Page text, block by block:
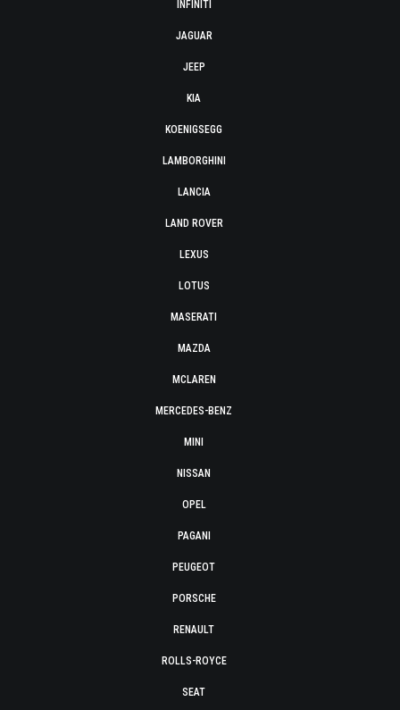
INFINITI
JAGUAR
JEEP
KIA
KOENIGSEGG
LAMBORGHINI
LANCIA
LAND ROVER
LEXUS
LOTUS
MASERATI
MAZDA
MCLAREN
MERCEDES-BENZ
MINI
NISSAN
OPEL
PAGANI
PEUGEOT
PORSCHE
RENAULT
ROLLS-ROYCE
SEAT